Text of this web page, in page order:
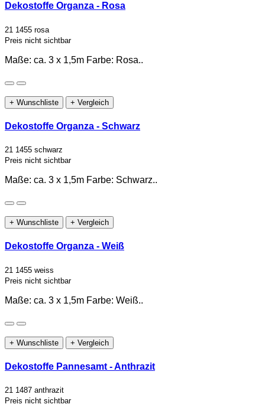
Dekostoffe Organza - Rosa
21 1455 rosa
Preis nicht sichtbar
Maße: ca. 3 x 1,5m Farbe: Rosa..
+ Wunschliste + Vergleich
Dekostoffe Organza - Schwarz
21 1455 schwarz
Preis nicht sichtbar
Maße: ca. 3 x 1,5m Farbe: Schwarz..
+ Wunschliste + Vergleich
Dekostoffe Organza - Weiß
21 1455 weiss
Preis nicht sichtbar
Maße: ca. 3 x 1,5m Farbe: Weiß..
+ Wunschliste + Vergleich
Dekostoffe Pannesamt - Anthrazit
21 1487 anthrazit
Preis nicht sichtbar